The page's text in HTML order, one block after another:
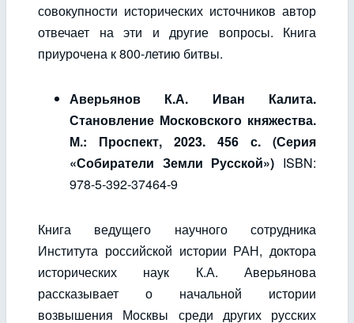
совокупности исторических источников автор
отвечает на эти и другие вопросы. Книга
приурочена к 800-летию битвы.
Аверьянов К.А. Иван Калита.
Становление Московского княжества.
М.: Проспект, 2023. 456 с. (Серия
«Собиратели Земли Русской») ISBN:
978-5-392-37464-9
Книга ведущего научного сотрудника
Института российской истории РАН, доктора
исторических наук К.А. Аверьянова
рассказывает о начальной истории
возвышения Москвы среди других русских